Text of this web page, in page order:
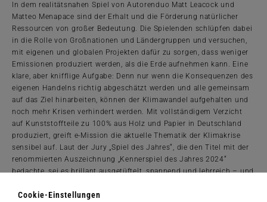
Cookie-Einstellungen
In dem realitätsnahen Spiel von Autorenduo Matt Leacock und
Matteo Menapace sind der Erhalt und die Förderung natürlicher
Ressourcen von großer Bedeutung. Die Spielenden schlüpfen dabei
in die Rolle von Großnationen und Ländergruppen und versuchen,
mit eigenen und globalen Projekten dafür zu sorgen, dass weniger
Emissionen produziert werden, als die Erde aufnehmen kann. Eine
klare, aber knifflige Aufgabe: Denn nur wenn die Konsequenzen des
eigenen Handelns richtig abgeschätzt werden und alle gemeinsam
auf das Ziel hinarbeiten, können der Klimawandel aufgehalten und
noch mehr Krisen verhindert werden. Mit vollständigem Verzicht
auf Kunststoffteile zu 100% aus Holz und Papier in Deutschland
produziert, greift e-Mission die aktuelle Thematik der Klimakrise
sensibel auf. Laut der Jury „Spiel des Jahres“, die den Titel mit der
renommierten Auszeichnung „Kennerspiel des Jahres 2024“
bedachte, sei es brillant ausgetüftelt, spannend und lehrreich – und
Nachdenken anregen und Hoffnung geben, dass die Erderwärmung